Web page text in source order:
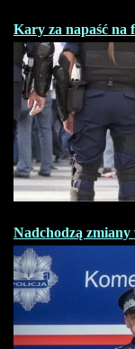
Kary za napaść na
Nadchodzą